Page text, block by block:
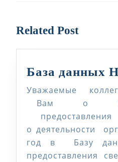
Related Post
База данных
Уважаемые
Вам о
о деятельности
год в Базу
предоставления